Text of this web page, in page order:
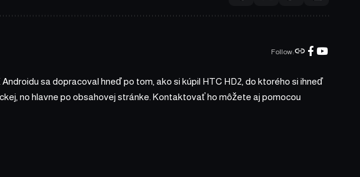
Follow:
sa dopracoval hneď po tom, ako si kúpil HTC HD2, do ktorého si ihneď
no hlavne po obsahovej stránke. Kontaktovať ho môžete aj pomocou